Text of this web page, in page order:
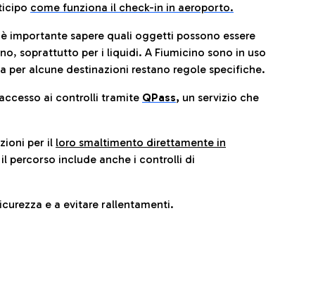
o come funziona il check-in in aeroporto.
importante sapere quali oggetti possono essere
soprattutto per i liquidi. A Fiumicino sono in uso
per alcune destinazioni restano regole specifiche.
ai controlli tramite QPass, un servizio che
per il loro smaltimento direttamente in
percorso include anche i controlli di
e a evitare rallentamenti.